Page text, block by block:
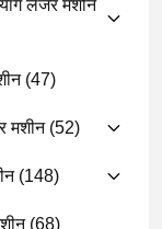
लेजर मशीन
(47)
मशीन(52)
(148)
(68)